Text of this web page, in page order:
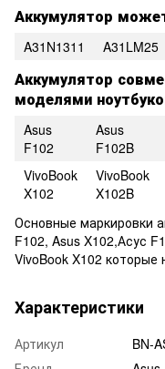
Аккумулятор
A31N1311 A31LM25
Аккумулятор
моделями
Asus
F102
Asus
F102B
VivoBook
X102
VivoBook
X102B
Основные маркировки
F102, Asus X102,Асус
VivoBook X102 которые
Характеристики
Артикул
BN-